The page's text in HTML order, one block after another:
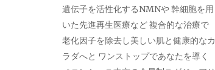
遺伝子を活性化するNMNや 幹細胞を用
いた先進再生医療など 複合的な治療で
老化因子を除去し美しい肌と健康的なカ
ラダへと ワンストップであなたを導く